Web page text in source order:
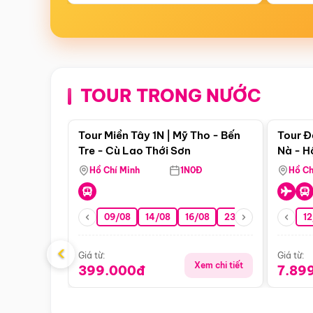
TOUR TRONG NƯỚC
Điểm nổi bật
Tour Miền Tây 1N | Mỹ Tho - Bến
Tre - Cù Lao Thới Sơn
Hồ Chí Minh 1N0Đ
09/08 14/08 16/08 23/08 30/08
Giá từ:
399.000đ Xem chi tiết
Tour
Nà -
Nha
Hồ
Giá từ:
‹